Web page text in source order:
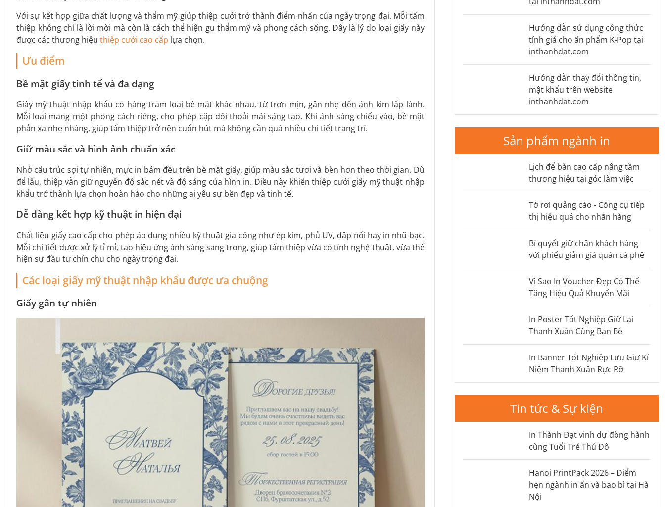
Với sự kết hợp giữa chất lượng và thẩm mỹ giúp thiệp cưới trở thành điểm nhấn của ngày trọng đại. Mỗi tấm
thiệp không chỉ là lời mời mà còn là cách thể hiện gu thẩm mỹ và phong cách sống. Đây là lý do loại giấy này
được các thương hiệu thiệp cưới cao cấp lựa chọn.
Ưu điểm
Bề mặt giấy tinh tế và đa dạng
Giấy mỹ thuật nhập khẩu có hàng trăm loại bề mặt khác nhau, từ trơn mịn, gân nhẹ đến ánh kim lấp lánh.
Mỗi loại mang một phong cách riêng, cho phép cặp đôi thoải mái sáng tạo. Khi ánh sáng chiếu vào, bề mặt
phản xạ nhẹ nhàng, giúp tấm thiệp trở nên cuốn hút mà không cần quá nhiều chi tiết trang trí.
Giữ màu sắc và hình ảnh chuẩn xác
Nhờ cấu trúc sợi tự nhiên, mực in bám đều trên bề mặt giấy, giúp màu sắc tươi và bền hơn theo thời gian. Dù
để lâu, thiệp vẫn giữ nguyên độ sắc nét và độ sáng của hình in. Điều này khiến thiệp cưới giấy mỹ thuật nhập
khẩu trở thành lựa chọn hoàn hảo cho những ai yêu sự bền đẹp và tinh tế.
Dễ dàng kết hợp kỹ thuật in hiện đại
Chất liệu giấy cao cấp cho phép áp dụng nhiều kỹ thuật gia công như ép kim, phủ UV, dập nổi hay in nhũ bạc.
Mỗi chi tiết được xử lý tỉ mỉ, tạo hiệu ứng ánh sáng sang trọng, giúp tấm thiệp vừa có tính nghệ thuật, vừa thể
hiện sự đầu tư chỉn chu cho ngày trọng đại.
Các loại giấy mỹ thuật nhập khẩu được ưa chuộng
Giấy gân tự nhiên
Hướng dẫn sử dụng công thức
tính giá cho ấn phẩm K-Pop tại
inthanhdat.com
Hướng dẫn thay đổi thông tin,
mật khẩu trên website
inthanhdat.com
Sản phẩm ngành in
Lịch để bàn cao cấp nâng tầm
thương hiệu tại góc làm việc
Tờ rơi quảng cáo - Công cụ tiếp
thị hiệu quả cho nhãn hàng
Bí quyết giữ chân khách hàng
với phiếu giảm giá quán cà phê
Vì Sao In Voucher Đẹp Có Thể
Tăng Hiệu Quả Khuyến Mãi
In Poster Tốt Nghiệp Giữ Lại
Thanh Xuân Cùng Bạn Bè
In Banner Tốt Nghiệp Lưu Giữ Kỉ
Niệm Thanh Xuân Rực Rỡ
Tin tức & Sự kiện
In Thành Đạt vinh dự đồng hành
cùng Tuổi Trẻ Thủ Đô
Hanoi PrintPack 2026 – Điểm
hẹn ngành in ấn và bao bì tại Hà
Nội